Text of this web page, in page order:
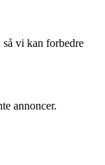
vi kan forbedre
annoncer.